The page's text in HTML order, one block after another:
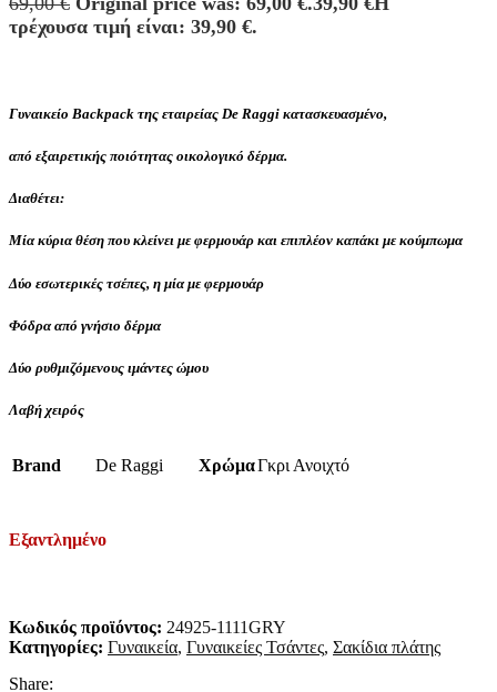
τρέχουσα τιμή είναι: 39,90 €.
Γυναικείο Backpack της εταιρείας De Raggi κατασκευασμένο,
από εξαιρετικής ποιότητας οικολογικό δέρμα.
Διαθέτει:
Μία κύρια θέση που κλείνει με φερμουάρ και επιπλέον καπάκι με κούμπωμα
Δύο εσωτερικές τσέπες, η μία με φερμουάρ
Φόδρα από γνήσιο δέρμα
Δύο ρυθμιζόμενους ιμάντες ώμου
Λαβή χειρός
Brand De Raggi ΧρώμαΓκρι Ανοιχτό
Εξαντλημένο
Κωδικός προϊόντος: 24925-1111GRY
Κατηγορίες: Γυναικεία, Γυναικείες Τσάντες, Σακίδια πλάτης
Share: